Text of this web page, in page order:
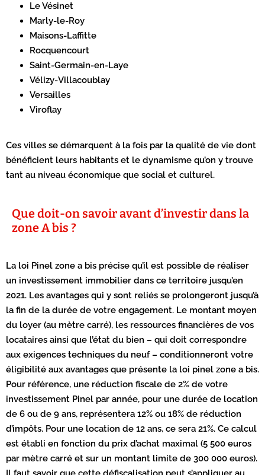
Le Vésinet
Marly-le-Roy
Maisons-Laffitte
Rocquencourt
Saint-Germain-en-Laye
Vélizy-Villacoublay
Versailles
Viroflay
Ces villes se démarquent à la fois par la qualité de vie dont
bénéficient leurs habitants et le dynamisme qu’on y trouve
tant au niveau économique que social et culturel.
Que doit-on savoir avant d’investir dans la
zone A bis ?
La loi Pinel zone a bis précise qu’il est possible de réaliser
un investissement immobilier dans ce territoire jusqu’en
2021. Les avantages qui y sont reliés se prolongeront jusqu’à
la fin de la durée de votre engagement. Le montant moyen
du loyer (au mètre carré), les ressources financières de vos
locataires ainsi que l’état du bien – qui doit correspondre
aux exigences techniques du neuf – conditionneront votre
éligibilité aux avantages que présente la loi pinel zone a bis.
Pour référence, une réduction fiscale de 2% de votre
investissement Pinel par année, pour une durée de location
de 6 ou de 9 ans, représentera 12% ou 18% de réduction
d’impôts. Pour une location de 12 ans, ce sera 21%. Ce calcul
est établi en fonction du prix d’achat maximal (5 500 euros
par mètre carré et sur un montant limite de 300 000 euros).